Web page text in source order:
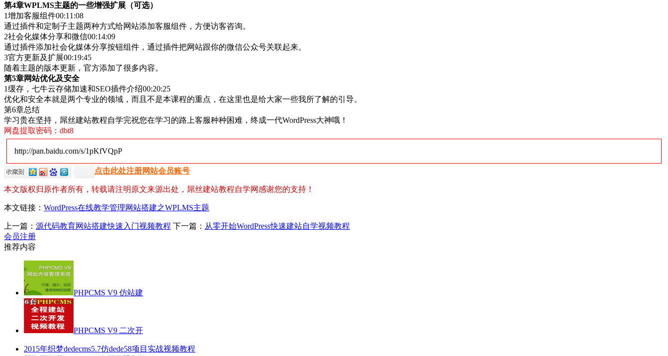
第4章WPLMS主题的一些增强扩展（可选）
1增加客服组件00:11:08
通过插件和定制子主题两种方式给网站添加客服组件，方便访客咨询。
2社会化媒体分享和微信00:14:09
通过插件添加社会化媒体分享按钮组件，通过插件把网站跟你的微信公众号关联起来。
3官方更新及扩展00:19:45
随着主题的版本更新，官方添加了很多内容。
第5章网站优化及安全
1缓存，七牛云存储加速和SEO插件介绍00:20:25
优化和安全本就是两个专业的领域，而且不是本课程的重点，在这里也是给大家一些我所了解的引导。
第6章总结
学习贵在坚持，屌丝建站教程自学完祝您在学习的路上客服种种困难，终成一代WordPress大神哦！
网盘提取密码：dbt8
http://pan.baidu.com/s/1pKfVQpP
点击此处注册网站会员账号
本文版权归原作者所有，转载请注明原文来源出处，屌丝建站教程自学网感谢您的支持！
本文链接： WordPress在线教学管理网站搭建之WPLMS主题
上一篇： 源代码教育网站搭建快速入门视频教程 下一篇： 从零开始WordPress快速建站自学视频教程
会员注册
推荐内容
PHPCMS V9 仿站建
PHPCMS V9 二次开
2015年织梦dedecms5.7仿dede58项目实战视频教程